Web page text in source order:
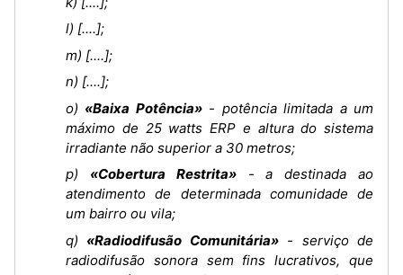
l) [....];
m) [....];
n) [....];
o) «Baixa Potência»- potência limitada a um
máximo de 25 watts ERP e altura do sistema
irradiante não superior a 30 metros;
p) «Cobertura Restrita»- a destinada ao
atendimento de determinada comunidade de
um bairro ou vila;
q) «Radiodifusão Comunitária»- serviço de
radiodifusão sonora sem fins lucrativos, que